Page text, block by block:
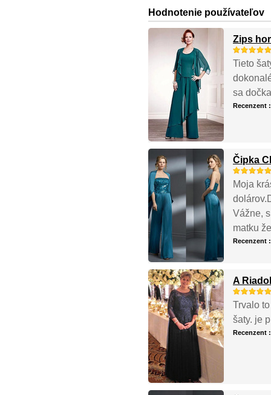
Hodnotenie používateľov
Zips
Tieto
sa
Recenzent
Čipka
Moja
Vážne,
matku
Recenzent
A
Trvalo
šaty. je
Recenzent